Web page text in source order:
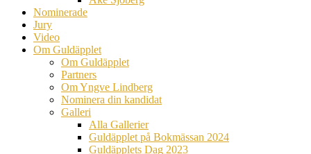
Nominerade
Jury
Video
Om Guldäpplet
Om Guldäpplet
Partners
Om Yngve Lindberg
Nominera din kandidat
Galleri
Alla Gallerier
Guldäpplet på Bokmässan 2024
Guldäpplets Dag 2023